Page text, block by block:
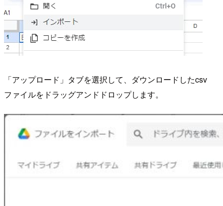
「アップロード」タブを選択して、ダウンロードしたcsv
ファイルをドラッグアンドドロップします。